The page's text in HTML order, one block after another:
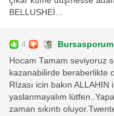
BELLUSHEİ...
4 Bursasporum
Hocam Tamam seviyoruz
kazanabilirde beraberlikte
RIzası icin bakın
yaslanmayalım
zaman sıkıntı